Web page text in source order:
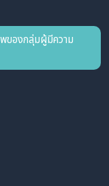
ของกลุ่มผู้มีความ